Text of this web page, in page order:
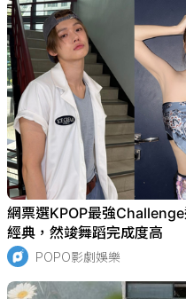
網票選KPOP最強
經典，然竣舞蹈完成度高
POPO影劇娛樂